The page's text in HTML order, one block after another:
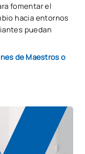
fomentar el
hacia entornos
puedan
de Maestros o